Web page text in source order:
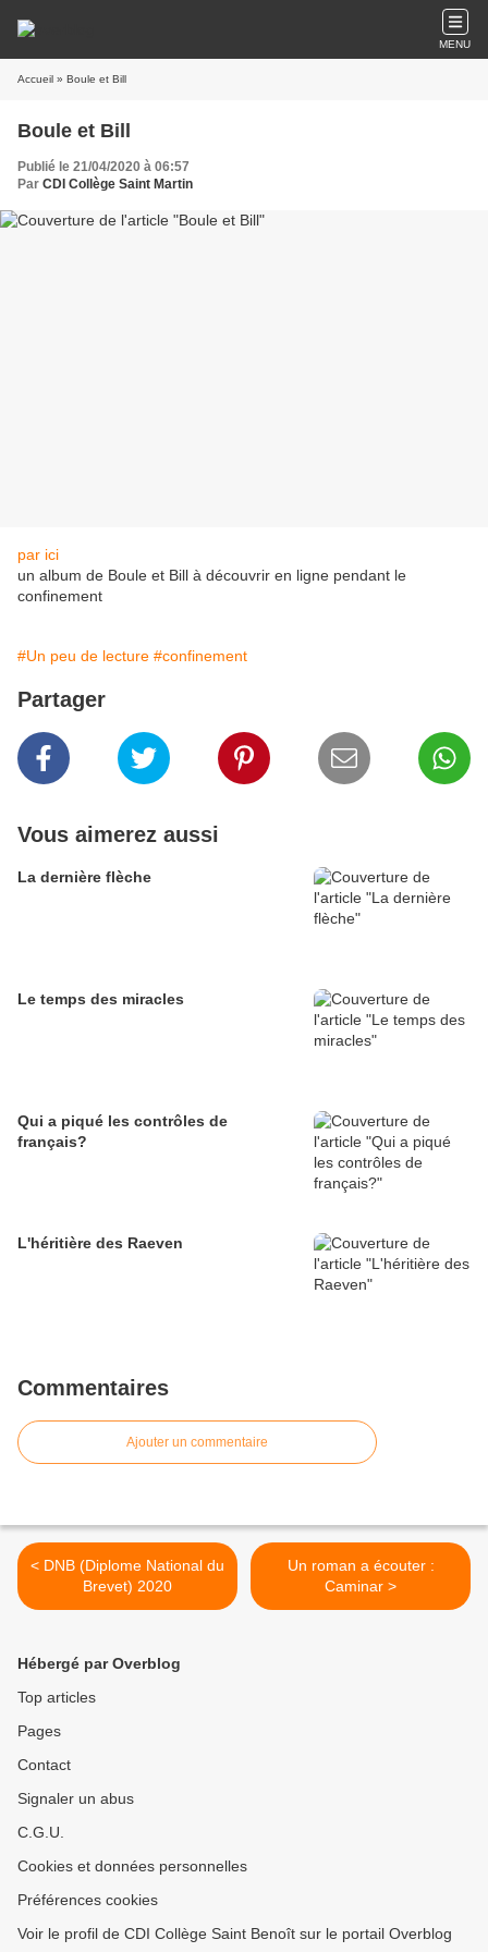
MENU
Accueil » Boule et Bill
Boule et Bill
Publié le 21/04/2020 à 06:57
Par CDI Collège Saint Martin
par ici
un album de Boule et Bill à découvrir en ligne pendant le
confinement
#Un peu de lecture #confinement
Partager
Vous aimerez aussi
La dernière flèche
Le temps des miracles
Qui a piqué les contrôles de
français?
L'héritière des Raeven
Commentaires
Ajouter un commentaire
< DNB (Diplome National du
Brevet) 2020
Un roman a écouter :
Caminar >
Hébergé par Overblog
Top articles
Pages
Contact
Signaler un abus
C.G.U.
Cookies et données personnelles
Préférences cookies
Voir le profil de CDI Collège Saint Benoît sur le portail Overblog